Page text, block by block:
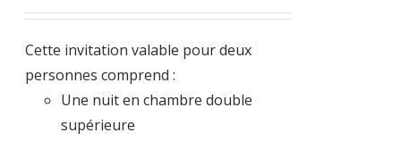
Cette invitation valable pour deux
personnes comprend :
Une nuit en chambre double
supérieure